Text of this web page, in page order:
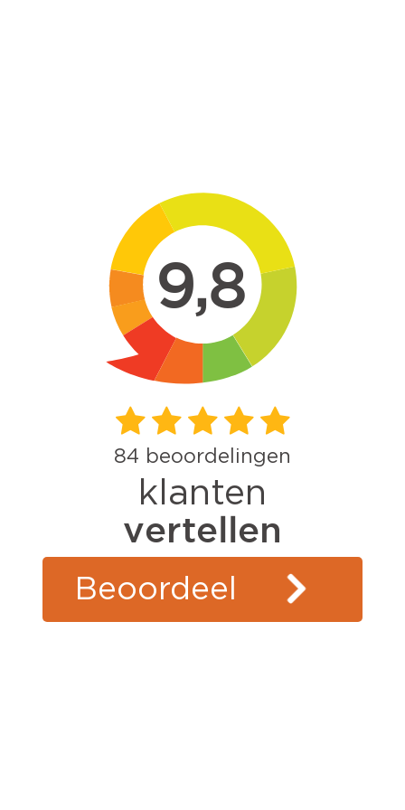
9,8
84 beoordelingen
klanten
vertellen
Beoordeel